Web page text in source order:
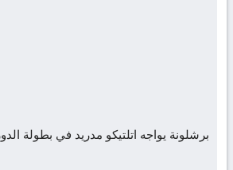
برشلونة يواجه اتلتيكو مدريد في بطولة